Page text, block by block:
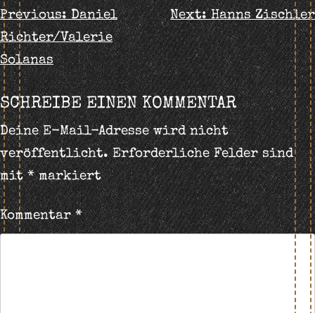
BEITRAGS-
NAVIGATION
Previous: Daniel
Richter/Valerie
Solanas
Next: Hanns Zischler
SCHREIBE EINEN KOMMENTAR
Deine E-Mail-Adresse wird nicht
veröffentlicht. Erforderliche Felder sind
mit*markiert
Kommentar*